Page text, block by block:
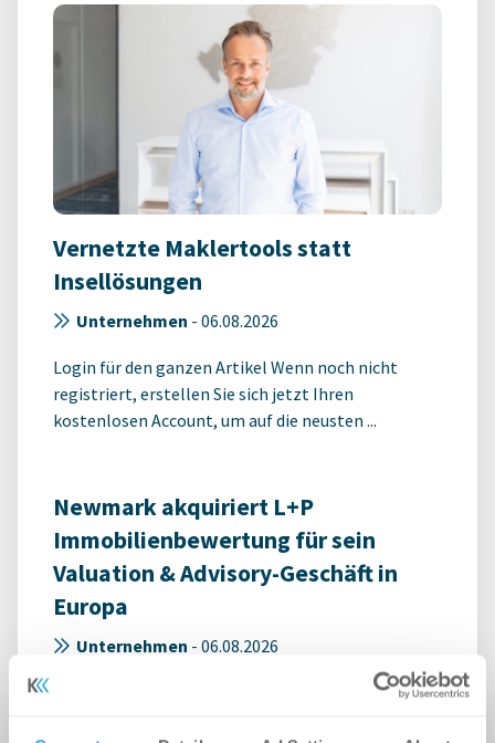
Vernetzte Maklertools statt
Insellösungen
Unternehmen - 06.08.2026
Login für den ganzen Artikel Wenn noch nicht
registriert, erstellen Sie sich jetzt Ihren
kostenlosen Account, um auf die neusten ...
Newmark akquiriert L+P
Immobilienbewertung für sein
Valuation & Advisory-Geschäft in
Europa
Unternehmen - 06.08.2026
Login für den ganzen Artikel Wenn noch nicht